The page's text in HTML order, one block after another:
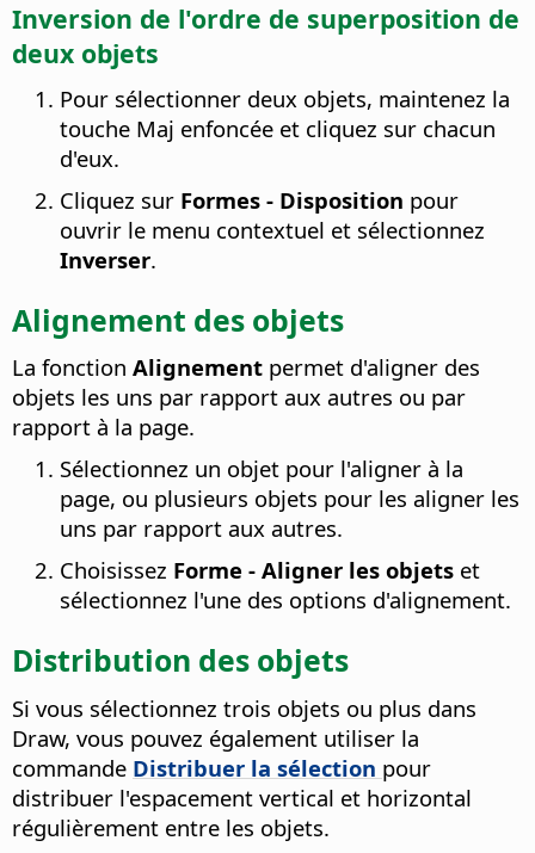
Inversion de l'ordre de superposition de
deux objets
Pour sélectionner deux objets, maintenez la
touche Maj enfoncée et cliquez sur chacun
d'eux.
Cliquez sur Formes - Disposition pour
ouvrir le menu contextuel et sélectionnez
Inverser.
Alignement des objets
La fonction Alignement permet d'aligner des
objets les uns par rapport aux autres ou par
rapport à la page.
Sélectionnez un objet pour l'aligner à la
page, ou plusieurs objets pour les aligner les
uns par rapport aux autres.
Choisissez Forme - Aligner les objets et
sélectionnez l'une des options d'alignement.
Distribution des objets
Si vous sélectionnez trois objets ou plus dans
Draw, vous pouvez également utiliser la
commande Distribuer la sélection pour
distribuer l'espacement vertical et horizontal
régulièrement entre les objets.